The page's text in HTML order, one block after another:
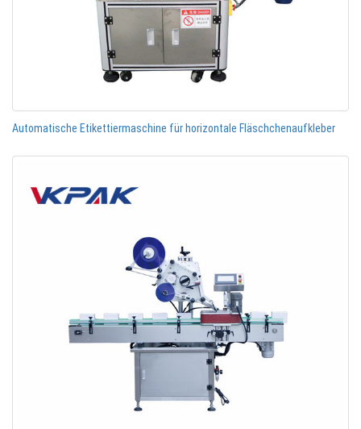
Automatische Etikettiermaschine für horizontale Fläschchenaufkleber